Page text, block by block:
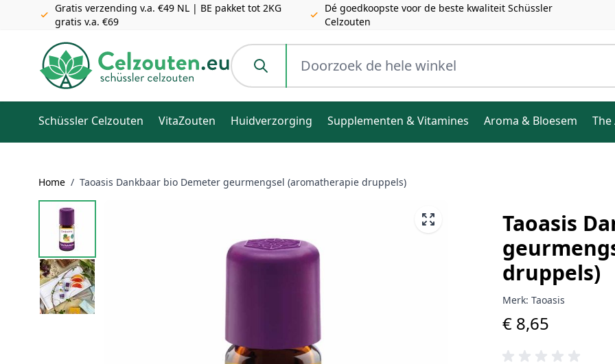
Gratis verzending v.a. €49 NL | BE pakket tot 2KG
gratis v.a. €69
Dé goedkoopste voor de beste kwaliteit Schüssler
Celzouten
Doorzoek de hele winkel
Schüssler Celzouten VitaZouten Huidverzorging Supplementen & Vitamines Aroma & Bloesem The
Home / Taoasis Dankbaar bio Demeter geurmengsel (aromatherapie druppels)
Taoasis
druppels)
Merk: Taoasis
€ 8,65